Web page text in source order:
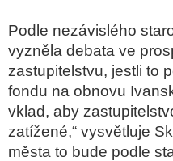
Podle nezávislého
vyzněla debata ve
zastupitelstvu, jestli to
fondu na obnovu
vklad, aby
zatížené,“ vysvětluje
města to bude podle